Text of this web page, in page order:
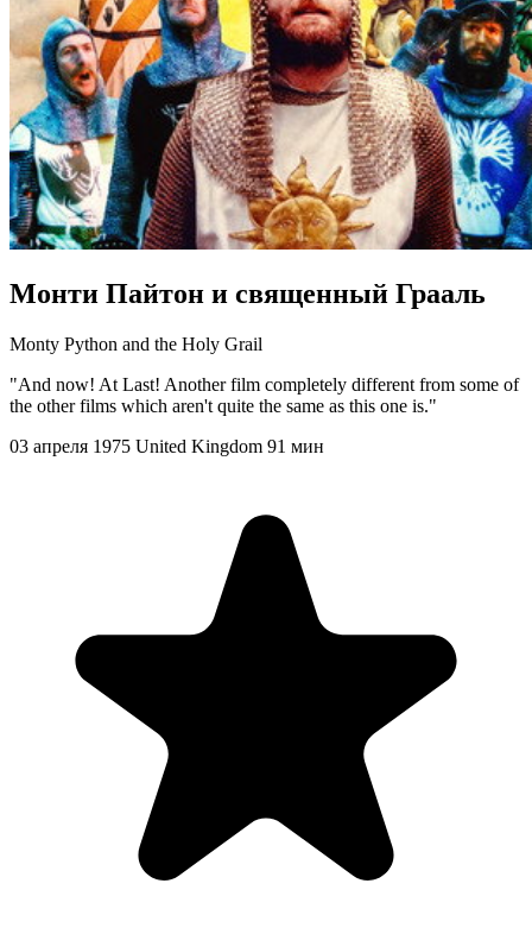
Монти Пайтон и священный Грааль
Monty Python and the Holy Grail
"And now! At Last! Another film completely different from some of
the other films which aren't quite the same as this one is."
03 апреля 1975 United Kingdom 91 мин